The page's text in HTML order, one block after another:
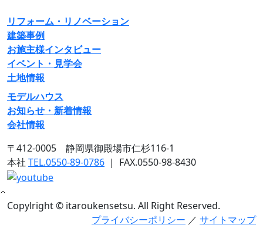
リフォーム・リノベーション
建築事例
お施主様インタビュー
イベント・見学会
土地情報
モデルハウス
お知らせ・新着情報
会社情報
〒412-0005 静岡県御殿場市仁杉116-1
本社 TEL.0550-89-0786 | FAX.0550-98-8430
Copylright © itaroukensetsu. All Right Reserved.
プライバシーポリシー ／ サイトマップ